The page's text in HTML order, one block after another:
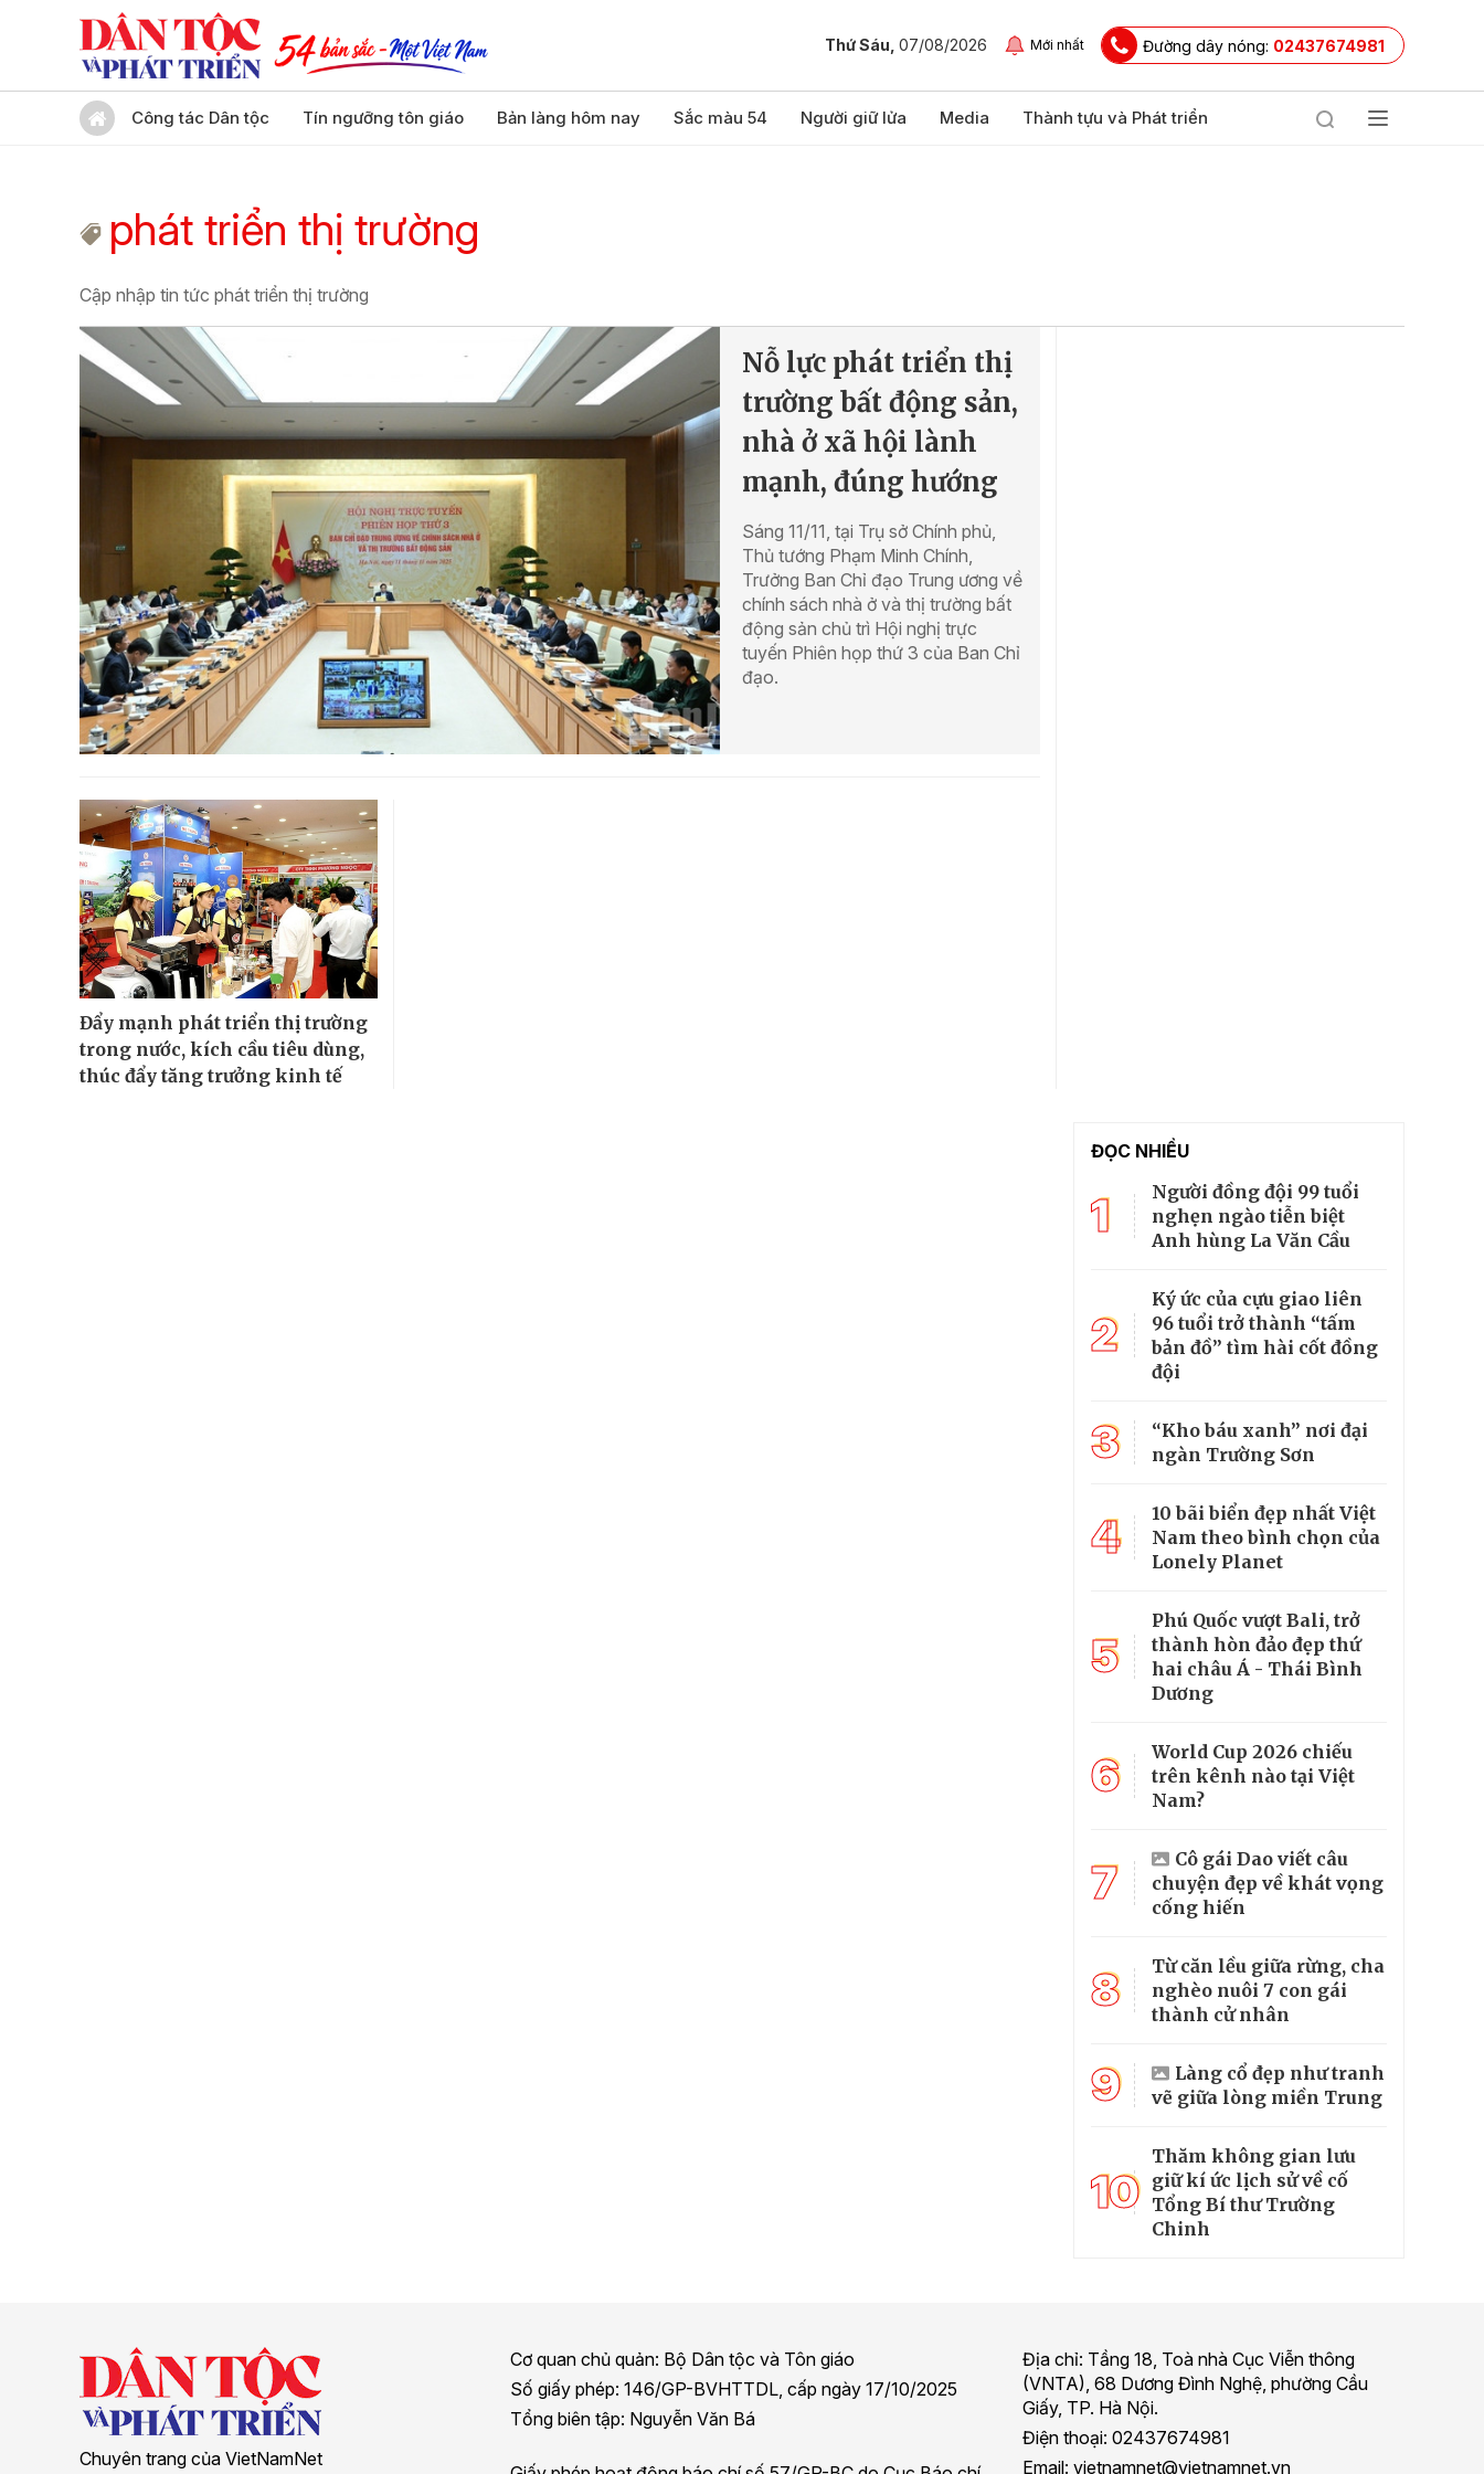
Thứ Sáu, 07/08/2026 Mới nhất Đường dây nóng: 02437674981
Công tác Dân tộc Tín ngưỡng tôn giáo Bản làng hôm nay Sắc màu 54 Người giữ lửa Media Thành tựu và Phát triển
phát triển thị trường
Cập nhập tin tức phát triển thị trường
Nỗ lực phát triển thị
trường bất động sản,
nhà ở xã hội lành
mạnh, đúng hướng
Sáng 11/11, tại Trụ sở Chính phủ,
Thủ tướng Phạm Minh Chính,
Trưởng Ban Chỉ đạo Trung ương về
chính sách nhà ở và thị trường bất
động sản chủ trì Hội nghị trực
tuyến Phiên họp thứ 3 của Ban Chỉ
đạo.
Đẩy mạnh phát triển thị trường
trong nước, kích cầu tiêu dùng,
thúc đẩy tăng trưởng kinh tế
ĐỌC NHIỀU
1
Người đồng đội 99 tuổi
nghẹn ngào tiễn biệt
Anh hùng La Văn Cầu
2
Ký ức của cựu giao liên
96 tuổi trở thành “tấm
bản đồ” tìm hài cốt đồng
đội
3
“Kho báu xanh” nơi đại
ngàn Trường Sơn
4
10 bãi biển đẹp nhất Việt
Nam theo bình chọn của
Lonely Planet
5
Phú Quốc vượt Bali, trở
thành hòn đảo đẹp thứ
hai châu Á - Thái Bình
Dương
6
World Cup 2026 chiếu
trên kênh nào tại Việt
Nam?
7
Cô gái Dao viết câu
chuyện đẹp về khát vọng
cống hiến
8
Từ căn lều giữa rừng, cha
nghèo nuôi 7 con gái
thành cử nhân
9
Làng cổ đẹp như tranh
vẽ giữa lòng miền Trung
10
Thăm không gian lưu
giữ kí ức lịch sử về cố
Tổng Bí thư Trường
Chinh
Chuyên trang của VietNamNet
Cơ quan chủ quản: Bộ Dân tộc và Tôn giáo
Số giấy phép: 146/GP-BVHTTDL, cấp ngày 17/10/2025
Tổng biên tập: Nguyễn Văn Bá
Địa chỉ: Tầng 18, Toà nhà Cục Viễn thông
(VNTA), 68 Dương Đình Nghệ, phường Cầu
Giấy, TP. Hà Nội.
Điện thoại: 02437674981
Email: vietnamnet@vietnamnet.vn